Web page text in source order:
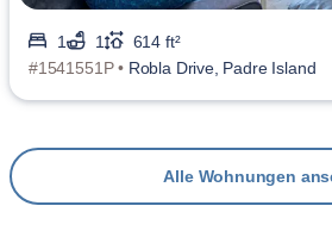
1 1
614 ft²
#1541551P • Robla Drive, Padre Island
Alle Wohnungen